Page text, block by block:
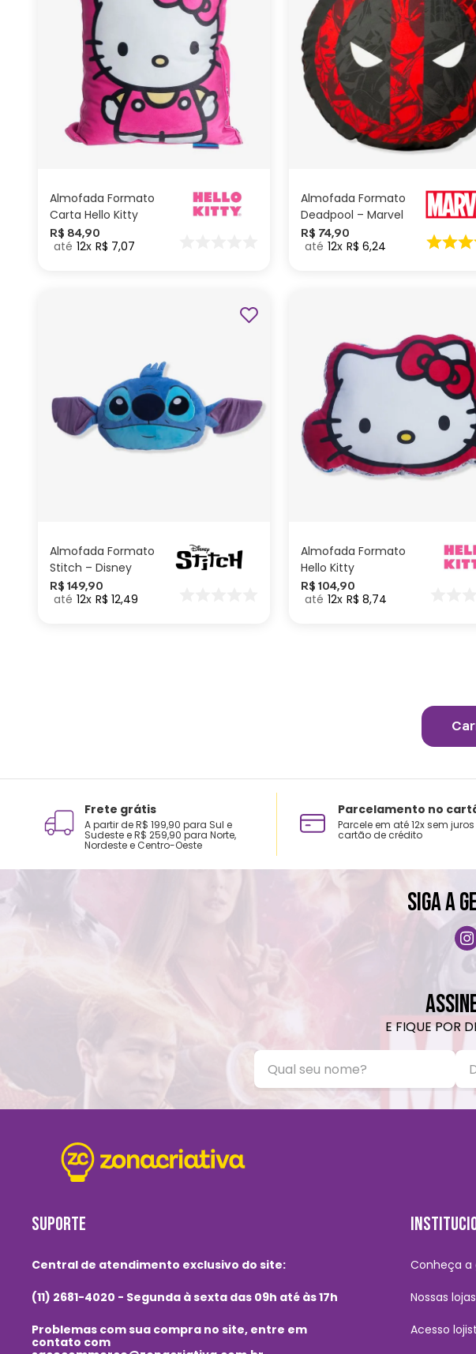
Almofada Formato
Carta Hello Kitty
R$ 84,90
12 R$ 7,07
ADICIONAR AO
Almofada Formato
Deadpool – Marvel
R$ 74,90
12 R$ 6,24
ADICIONAR AO
CARRINHO
Almofada Formato
Stitch – Disney
R$ 149,90
12 R$ 12,49
Almofada Formato
Hello Kitty
R$ 104,90
12 R$ 8,74
Frete grátis
A partir de R$ 199,90 para Sul e
Sudeste e R$ 259,90 para Norte,
Nordeste e Centro-Oeste
Parcelamento no
Parcele em até 12x sem
cartão de crédito
SIGA A
E FIQUE POR
SUPORTE
Central de atendimento exclusivo do site:
(11) 2681-4020 - Segunda à sexta das 09h até às 17h
Problemas com sua compra no site, entre em
contato com
Conheça a
Nossas lojas
Acesso